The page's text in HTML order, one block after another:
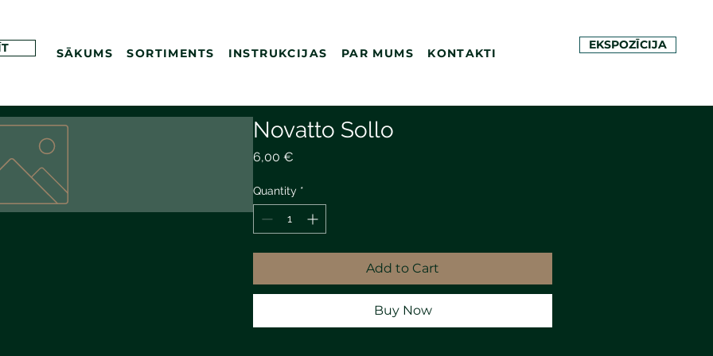
SĀKUMS SORTIMENTS INSTRUKCIJAS PAR MUMS KONTAKTI
EKSPOZĪCIJA
Novatto Sollo
6,00 €
Quantity *
Add to Cart
Buy Now